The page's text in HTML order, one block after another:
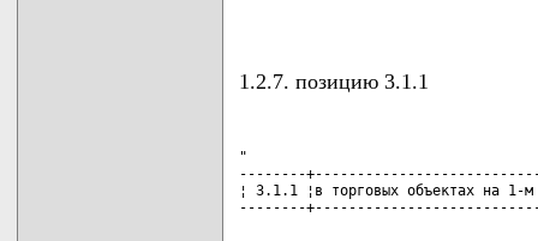
1.2.7. позицию 3.1.1
"
--------
¦ 3.1.1 ¦в торговых объектах
--------